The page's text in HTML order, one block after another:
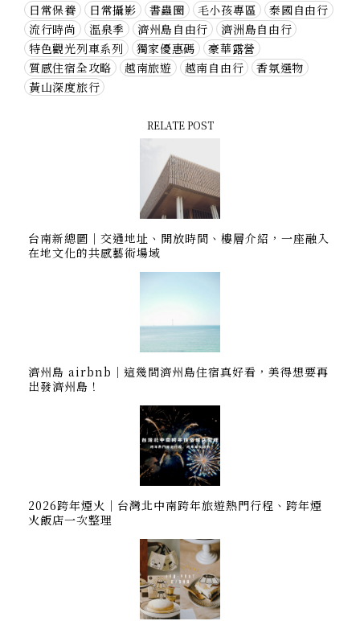
日常保養
日常攝影 書蟲圈 毛小孩專區
泰國自由行
流行時尚
溫泉季 濟州島自由行
濟洲島自由行
特色觀光列車系列
獨家優惠碼
豪華露營
質感住宿全攻略
越南旅遊 越南自由行
香氛選物
黃山深度旅行
RELATE POST
台南新總圖｜交通地址、開放時間、樓層介紹，一座融入
在地文化的共感藝術場域
濟州島 airbnb｜這幾間濟州島住宿真好看，美得想要再
出發濟州島！
2026跨年煙火｜台灣北中南跨年旅遊熱門行程、跨年煙
火飯店一次整理